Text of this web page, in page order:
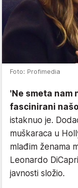
Foto: Profimedia
'Ne smeta nam
fascinirani
istaknuo je.
muškaraca u
mlađim ženama
Leonardo
javnosti složio.